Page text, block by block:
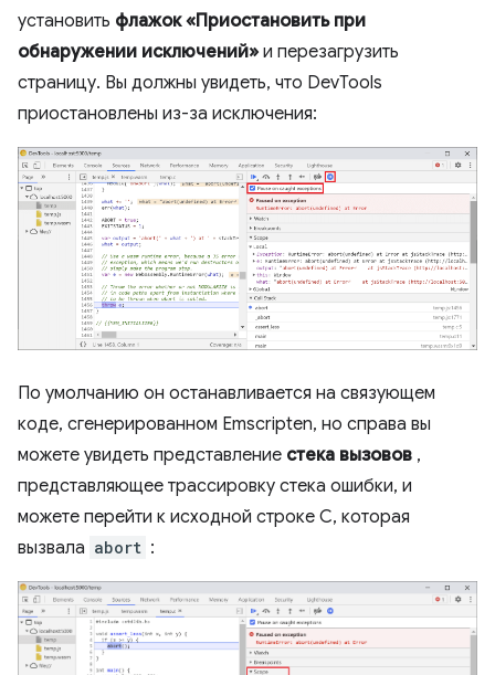
установить флажок «Приостановить при
обнаружении исключений» и перезагрузить
страницу. Вы должны увидеть, что DevTools
приостановлены из-за исключения:
По умолчанию он останавливается на связующем
коде, сгенерированном Emscripten, но справа вы
можете увидеть представление стека вызовов ,
представляющее трассировку стека ошибки, и
можете перейти к исходной строке C, которая
вызвала abort :